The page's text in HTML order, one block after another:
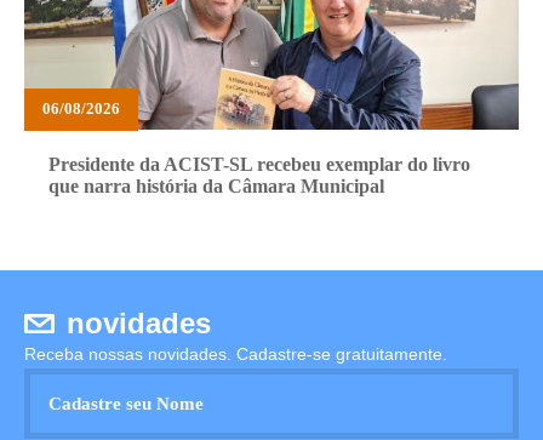
06/08/2026
Presidente da ACIST-SL recebeu exemplar do livro
que narra história da Câmara Municipal
novidades
Receba nossas novidades. Cadastre-se gratuitamente.